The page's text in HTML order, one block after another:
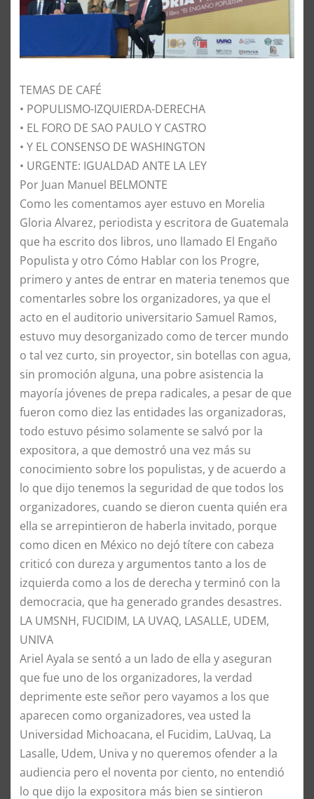
TEMAS DE CAFÉ
• POPULISMO-IZQUIERDA-DERECHA
• EL FORO DE SAO PAULO Y CASTRO
• Y EL CONSENSO DE WASHINGTON
• URGENTE: IGUALDAD ANTE LA LEY
Por Juan Manuel BELMONTE
​Como les comentamos ayer estuvo en Morelia
Gloria Alvarez, periodista y escritora de Guatemala
que ha escrito dos libros, uno llamado El Engaño
Populista y otro Cómo Hablar con los Progre,
primero y antes de entrar en materia tenemos que
comentarles sobre los organizadores, ya que el
acto en el auditorio universitario Samuel Ramos,
estuvo muy desorganizado como de tercer mundo
o tal vez curto, sin proyector, sin botellas con agua,
sin promoción alguna, una pobre asistencia la
mayoría jóvenes de prepa radicales, a pesar de que
fueron como diez las entidades las organizadoras,
todo estuvo pésimo solamente se salvó por la
expositora, a que demostró una vez más su
conocimiento sobre los populistas, y de acuerdo a
lo que dijo tenemos la seguridad de que todos los
organizadores, cuando se dieron cuenta quién era
ella se arrepintieron de haberla invitado, porque
como dicen en México no dejó títere con cabeza
criticó con dureza y argumentos tanto a los de
izquierda como a los de derecha y terminó con la
democracia, que ha generado grandes desastres.
​LA UMSNH, FUCIDIM, LA UVAQ, LASALLE, UDEM,
UNIVA
​Ariel Ayala se sentó a un lado de ella y aseguran
que fue uno de los organizadores, la verdad
deprimente este señor pero vayamos a los que
aparecen como organizadores, vea usted la
Universidad Michoacana, el Fucidim, LaUvaq, La
Lasalle, Udem, Univa y no queremos ofender a la
audiencia pero el noventa por ciento, no entendió
lo que dijo la expositora más bien se sintieron